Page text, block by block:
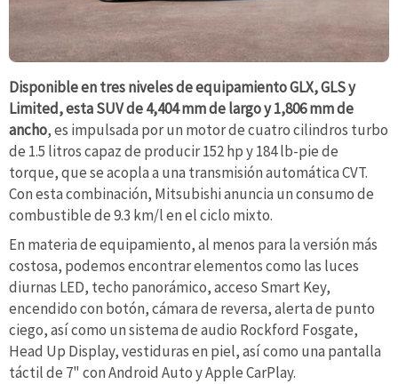
Disponible en tres niveles de equipamiento GLX, GLS y
Limited, esta SUV de 4,404 mm de largo y 1,806 mm de
ancho, es impulsada por un motor de cuatro cilindros turbo
de 1.5 litros capaz de producir 152 hp y 184 lb-pie de
torque, que se acopla a una transmisión automática CVT.
Con esta combinación, Mitsubishi anuncia un consumo de
combustible de 9.3 km/l en el ciclo mixto.
En materia de equipamiento, al menos para la versión más
costosa, podemos encontrar elementos como las luces
diurnas LED, techo panorámico, acceso Smart Key,
encendido con botón, cámara de reversa, alerta de punto
ciego, así como un sistema de audio Rockford Fosgate,
Head Up Display, vestiduras en piel, así como una pantalla
táctil de 7" con Android Auto y Apple CarPlay.